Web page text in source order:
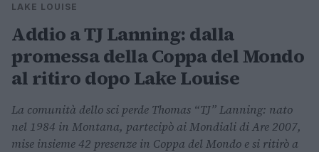
LAKE LOUISE
Addio a TJ Lanning: dalla
promessa della Coppa del Mondo
al ritiro dopo Lake Louise
La comunità dello sci perde Thomas “TJ” Lanning: nato
nel 1984 in Montana, partecipò ai Mondiali di Are 2007,
mise insieme 42 presenze in Coppa del Mondo e si ritirò a